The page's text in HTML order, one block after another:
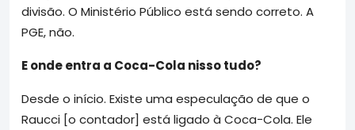
divisão. O Ministério Público está sendo correto. A
PGE, não.
E onde entra a Coca-Cola nisso tudo?
Desde o início. Existe uma especulação de que o
Raucci [o contador] está ligado à Coca-Cola. Ele